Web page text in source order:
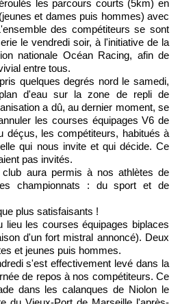
les parcours courts (5km) en
et dames puis hommes) avec
des compétiteurs se sont
le vendredi soir, à l'initiative de la
nationale Océan Racing, afin de
entre tous.
quelques degrés nord le samedi,
d'eau sur la zone de repli de
a dû, au dernier moment, se
les courses équipages V6 de
déçus, les compétiteurs, habitués à
qui nous invite et qui décide. Ce
pas invités.
aura permis à nos athlètes de
championnats : du sport et de
plus satisfaisants !
lieu les courses équipages biplaces
d'un fort mistral annoncé). Deux
et jeunes puis hommes.
s'est effectivement levé dans la
de repos à nos compétiteurs. Ce
dans les calanques de Niolon le